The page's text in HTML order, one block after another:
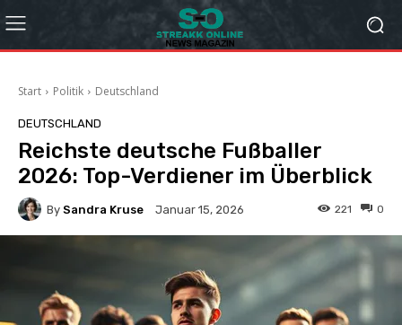
Start Politik Deutschland
DEUTSCHLAND
Reichste deutsche Fußballer
2026: Top-Verdiener im Überblick
By Sandra Kruse Januar 15, 2026 0
221